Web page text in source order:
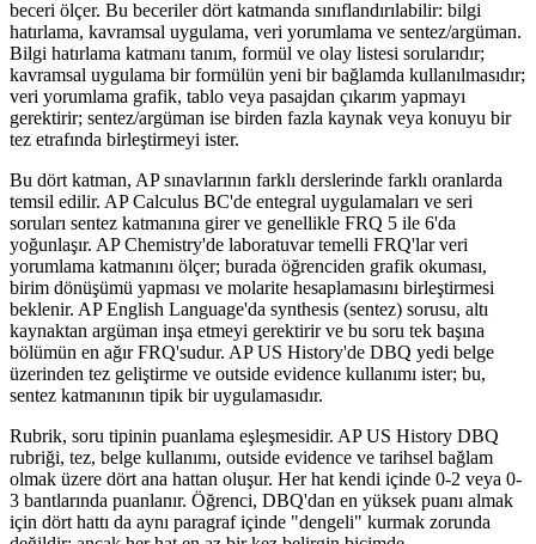
beceri ölçer. Bu beceriler dört katmanda sınıflandırılabilir: bilgi
hatırlama, kavramsal uygulama, veri yorumlama ve sentez/argüman.
Bilgi hatırlama katmanı tanım, formül ve olay listesi sorularıdır;
kavramsal uygulama bir formülün yeni bir bağlamda kullanılmasıdır;
veri yorumlama grafik, tablo veya pasajdan çıkarım yapmayı
gerektirir; sentez/argüman ise birden fazla kaynak veya konuyu bir
tez etrafında birleştirmeyi ister.
Bu dört katman, AP sınavlarının farklı derslerinde farklı oranlarda
temsil edilir. AP Calculus BC'de entegral uygulamaları ve seri
soruları sentez katmanına girer ve genellikle FRQ 5 ile 6'da
yoğunlaşır. AP Chemistry'de laboratuvar temelli FRQ'lar veri
yorumlama katmanını ölçer; burada öğrenciden grafik okuması,
birim dönüşümü yapması ve molarite hesaplamasını birleştirmesi
beklenir. AP English Language'da synthesis (sentez) sorusu, altı
kaynaktan argüman inşa etmeyi gerektirir ve bu soru tek başına
bölümün en ağır FRQ'sudur. AP US History'de DBQ yedi belge
üzerinden tez geliştirme ve outside evidence kullanımı ister; bu,
sentez katmanının tipik bir uygulamasıdır.
Rubrik, soru tipinin puanlama eşleşmesidir. AP US History DBQ
rubriği, tez, belge kullanımı, outside evidence ve tarihsel bağlam
olmak üzere dört ana hattan oluşur. Her hat kendi içinde 0-2 veya 0-
3 bantlarında puanlanır. Öğrenci, DBQ'dan en yüksek puanı almak
için dört hattı da aynı paragraf içinde "dengeli" kurmak zorunda